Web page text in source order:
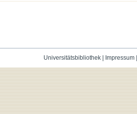
Universitätsbibliothek| Impressum|